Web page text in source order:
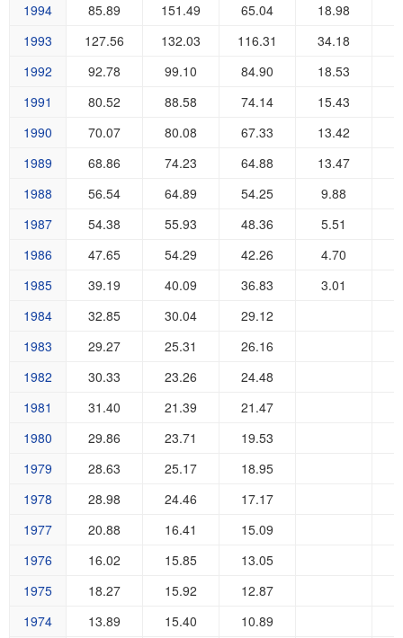
1994
85.89 151.49 65.04
18.98
1993
127.56 132.03 116.31
34.18
1992
92.78 99.10 84.90
18.53
1991
80.52 88.58 74.14
15.43
1990
70.07 80.08 67.33
13.42
1989
68.86 74.23 64.88
13.47
1988
56.54 64.89 54.25
9.88
1987
54.38 55.93 48.36
5.51
1986
47.65 54.29 42.26
4.70
1985
39.19 40.09 36.83
3.01
1984
32.85 30.04
29.12
1983
29.27 25.31
26.16
1982
30.33 23.26
24.48
1981
31.40 21.39
21.47
1980
29.86 23.71
19.53
1979
28.63 25.17
18.95
1978
28.98 24.46
17.17
1977
20.88 16.41
15.09
1976
16.02 15.85
13.05
1975
18.27 15.92
12.87
1974
13.89 15.40 10.89